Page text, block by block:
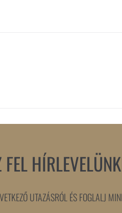
UTAZÁSRÓL ÉS FOGLALJ